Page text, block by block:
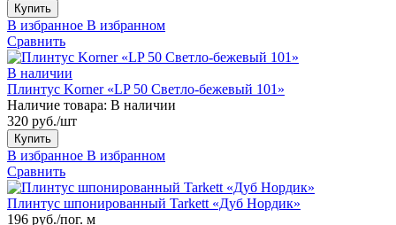
Купить
В избранное В избранном
Сравнить
В наличии
Плинтус Korner «LP 50 Светло-бежевый 101»
Наличие товара: В наличии
320 руб./шт
Купить
В избранное В избранном
Сравнить
Плинтус шпонированный Tarkett «Дуб Нордик»
196 руб./пог. м